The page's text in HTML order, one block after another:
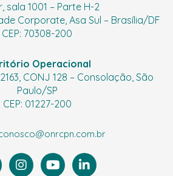
sala 1001 – Parte H-2
Corporate, Asa Sul – Brasília/DF
CEP: 70308-200
Operacional
CONJ 128 – Consolação, São
Paulo/SP
CEP: 01227-200
I
n
Y
o
L
i